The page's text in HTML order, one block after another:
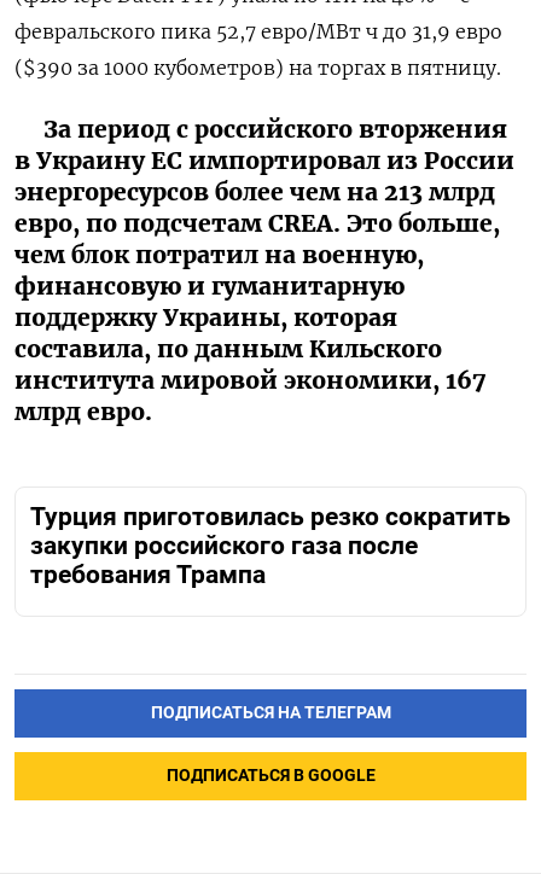
февральского пика 52,7 евро/МВт ч до 31,9 евро
($390 за 1000 кубометров) на торгах в пятницу.
За период с российского вторжения
в Украину ЕС импортировал из России
энергоресурсов более чем на 213 млрд
евро, по подсчетам CREA. Это больше,
чем блок потратил на военную,
финансовую и гуманитарную
поддержку Украины, которая
составила, по данным Кильского
института мировой экономики, 167
млрд евро.
Турция приготовилась резко сократить
закупки российского газа после
требования Трампа
ПОДПИСАТЬСЯ НА ТЕЛЕГРАМ
ПОДПИСАТЬСЯ В GOOGLE